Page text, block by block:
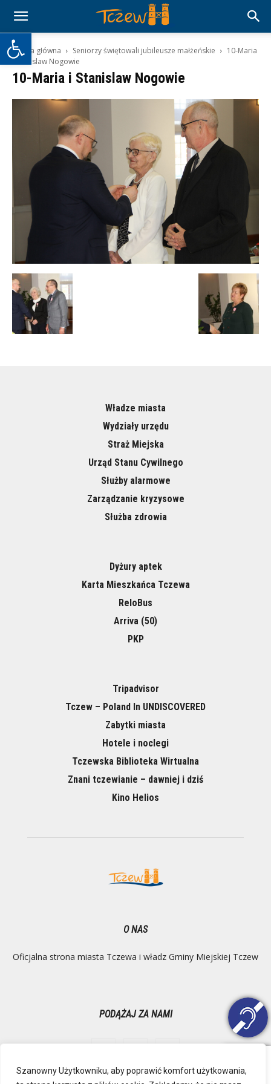
Otwórz pasek narzędzi
Szanowny Użytkowniku, aby poprawić komfort użytkowania,
Strona główna Seniorzy świętowali jubileusze małżeńskie
10-Maria
i Stanislaw Nogowie
10-Maria i Stanislaw Nogowie
Władze miasta
Wydziały urzędu
Straż Miejska
Urząd Stanu Cywilnego
Służby alarmowe
Zarządzanie kryzysowe
Służba zdrowia
Dyżury aptek
Karta Mieszkańca Tczewa
ReloBus
Arriva (50)
PKP
Tripadvisor
Tczew – Poland In UNDISCOVERED
Zabytki miasta
Hotele i noclegi
Tczewska Biblioteka Wirtualna
Znani tczewianie – dawniej i dziś
Kino Helios
O NAS
Oficjalna strona miasta Tczewa i władz Gminy Miejskiej Tczew
PODĄŻAJ ZA NAMI